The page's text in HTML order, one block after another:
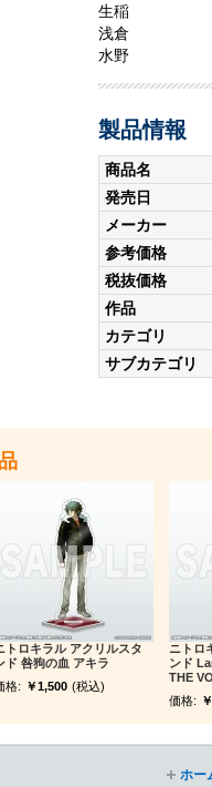
生稲
浅倉
水野
製品情報
商品名
発売日
メーカー
参考価格
税抜価格
作品
カテゴリ
サブカテゴリ
トロキラル アクリルスタ
ド 咎狗の血 アキラ
格: ￥1,500 (税込)
ニトロ
ンド
THE
価格:
ホー